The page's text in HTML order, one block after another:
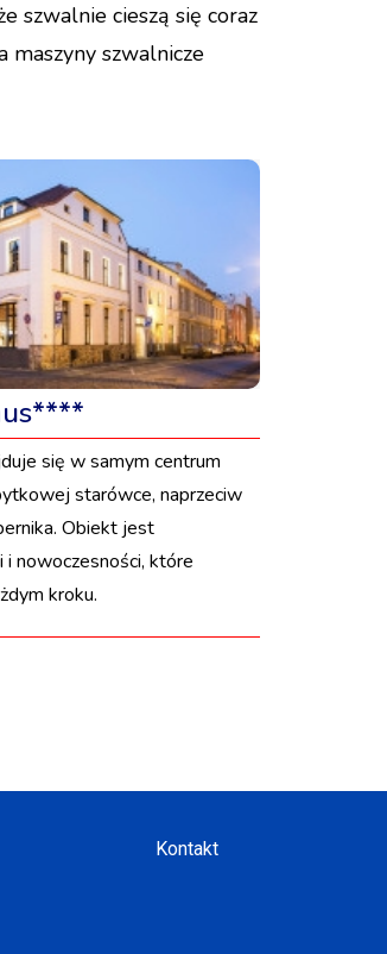
szwalnie cieszą się coraz
maszyny szwalnicze
się w samym centrum
starówce, naprzeciw
Obiekt jest
i nowoczesności, które
kroku.
Kontakt